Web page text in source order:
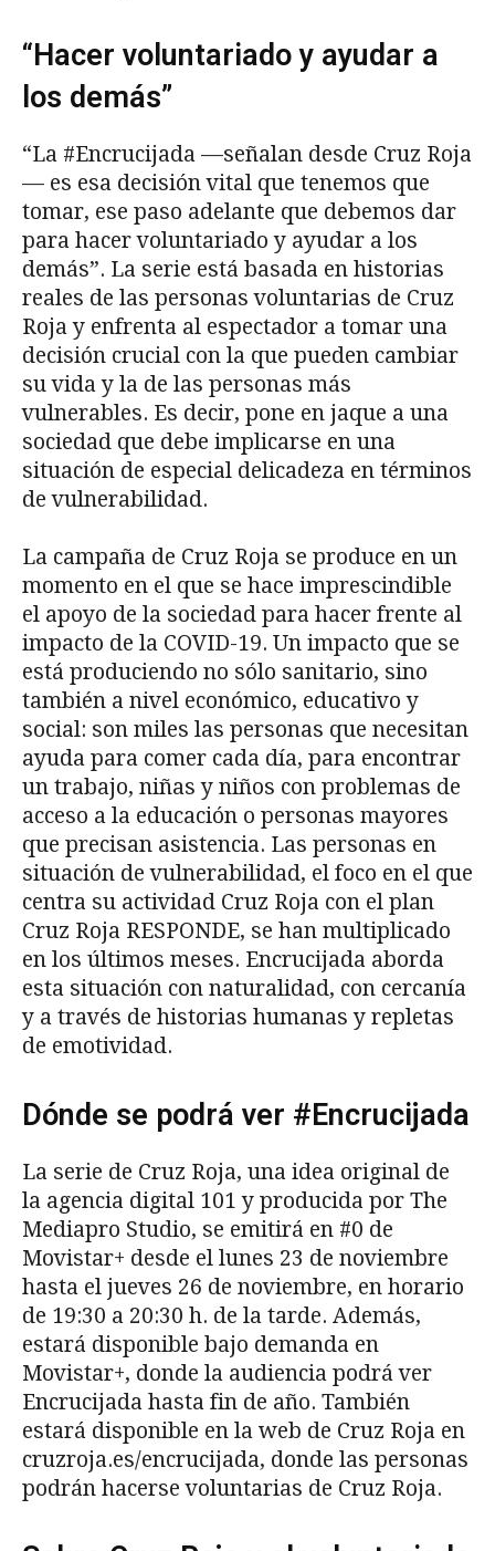
“Hacer voluntariado y ayudar a
los demás”
“La #Encrucijada —señalan desde Cruz Roja
— es esa decisión vital que tenemos que
tomar, ese paso adelante que debemos dar
para hacer voluntariado y ayudar a los
demás”. La serie está basada en historias
reales de las personas voluntarias de Cruz
Roja y enfrenta al espectador a tomar una
decisión crucial con la que pueden cambiar
su vida y la de las personas más
vulnerables. Es decir, pone en jaque a una
sociedad que debe implicarse en una
situación de especial delicadeza en términos
de vulnerabilidad.
La campaña de Cruz Roja se produce en un
momento en el que se hace imprescindible
el apoyo de la sociedad para hacer frente al
impacto de la COVID-19. Un impacto que se
está produciendo no sólo sanitario, sino
también a nivel económico, educativo y
social: son miles las personas que necesitan
ayuda para comer cada día, para encontrar
un trabajo, niñas y niños con problemas de
acceso a la educación o personas mayores
que precisan asistencia. Las personas en
situación de vulnerabilidad, el foco en el que
centra su actividad Cruz Roja con el plan
Cruz Roja RESPONDE, se han multiplicado
en los últimos meses. Encrucijada aborda
esta situación con naturalidad, con cercanía
y a través de historias humanas y repletas
de emotividad.
Dónde se podrá ver #Encrucijada
La serie de Cruz Roja, una idea original de
la agencia digital 101 y producida por The
Mediapro Studio, se emitirá en #0 de
Movistar+ desde el lunes 23 de noviembre
hasta el jueves 26 de noviembre, en horario
de 19:30 a 20:30 h. de la tarde. Además,
estará disponible bajo demanda en
Movistar+, donde la audiencia podrá ver
Encrucijada hasta fin de año. También
estará disponible en la web de Cruz Roja en
cruzroja.es/encrucijada, donde las personas
podrán hacerse voluntarias de Cruz Roja.